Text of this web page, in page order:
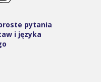
pytania
i języka